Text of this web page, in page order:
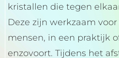
kristallen die tegen
Deze zijn werkzaam
mensen, in een praktijk
enzovoort. Tijdens het